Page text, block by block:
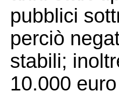
pubblici
perciò
stabili;
10.000